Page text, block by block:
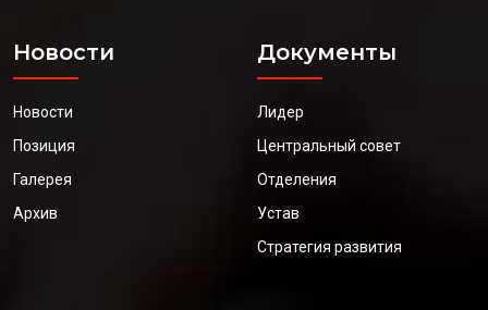
Новости
Новости
Позиция
Галерея
Архив
Документы
Лидер
Центральный совет
Отделения
Устав
Стратегия развития